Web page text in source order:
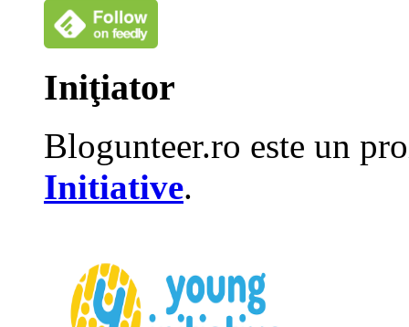
Iniţiator
Blogunteer.ro este un
Initiative.